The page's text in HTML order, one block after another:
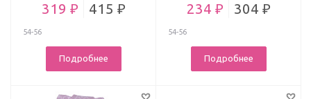
319 ₽ 415 ₽
54-56
Подробнее
234 ₽ 304 ₽
54-56
Подробнее